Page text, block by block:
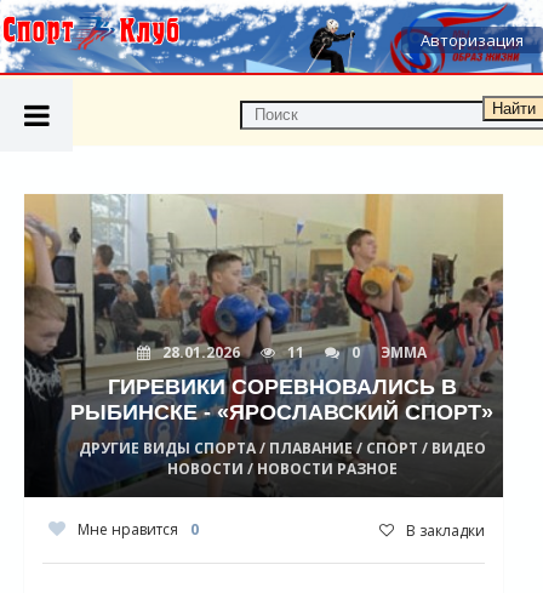
Авторизация
Найти
28.01.2026 11 0 ЭММА
ГИРЕВИКИ СОРЕВНОВАЛИСЬ В
РЫБИНСКЕ - «ЯРОСЛАВСКИЙ СПОРТ»
ДРУГИЕ ВИДЫ СПОРТА / ПЛАВАНИЕ / СПОРТ / ВИДЕО
НОВОСТИ / НОВОСТИ РАЗНОЕ
Мне нравится 0 В закладки